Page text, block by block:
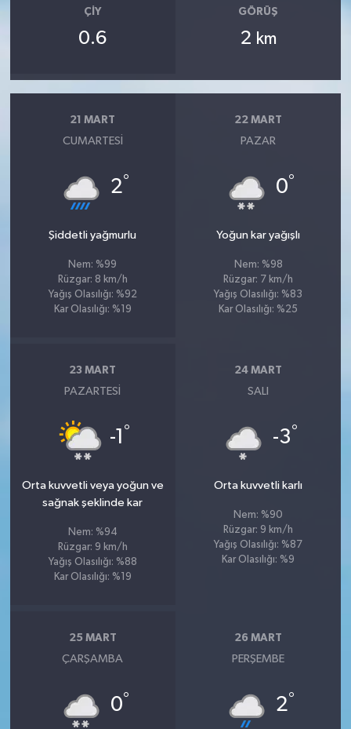
ÇIY
0.6
GÖRÜŞ
2 km
21 MART
CUMARTESI
2°
Şiddetli yağmurlu
Nem: %99
Rüzgar: 8 km/h
Yağış Olasılığı: %92
Kar Olasılığı: %19
22 MART
PAZAR
0°
Yoğun kar yağışlı
Nem: %98
Rüzgar: 7 km/h
Yağış Olasılığı: %83
Kar Olasılığı: %25
23 MART
PAZARTESI
-1 °
Orta kuvvetli veya yoğun ve
sağnak şeklinde kar
Nem: %94
Rüzgar: 9 km/h
Yağış Olasılığı: %88
Kar Olasılığı: %19
24 MART
SALI
-3°
Orta kuvvetli karlı
Nem: %90
Rüzgar: 9 km/h
Yağış Olasılığı: %87
Kar Olasılığı: %9
25 MART
ÇARŞAMBA
0°
26 MART
PERŞEMBE
2°